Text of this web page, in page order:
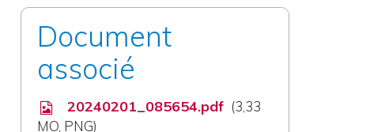
Document
associé
20240201_085654.pdf
3,33
MO, PNG